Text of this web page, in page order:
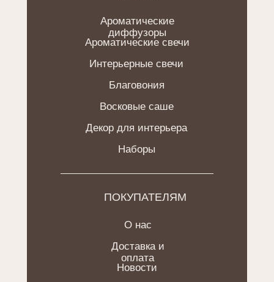
Ароматические
диффузоры
Ароматические свечи
Интерьерные свечи
Благовония
Новости
Доставка и
оплата
О нас
Восковые саше
Декор для интерьера
Наборы
ПОКУПАТЕЛЯМ